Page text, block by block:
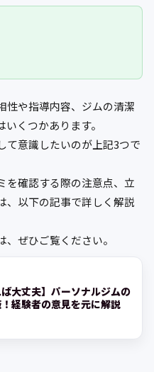
性や指導内容、ジムの清潔
くつかあります。
て意識したいのが上記3つで
を確認する際の注意点、立
、以下の記事で詳しく解説
ぜひご覧ください。
ば大丈夫】パーソナルジムの
経験者の意見を元に解説